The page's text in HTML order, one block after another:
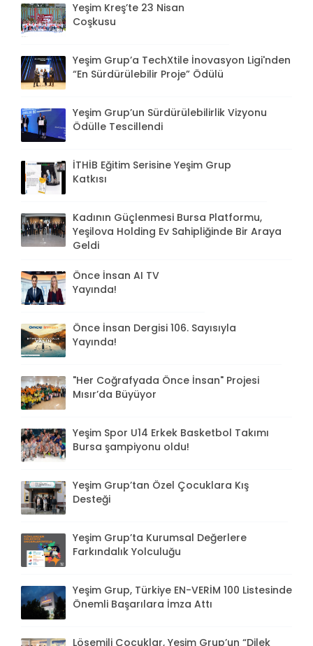
Yeşim Kreş’te 23 Nisan
Coşkusu
Yeşim Grup’a TechXtile İnovasyon Ligi'nden
“En Sürdürülebilir Proje” Ödülü
Yeşim Grup’un Sürdürülebilirlik Vizyonu
Ödülle Tescillendi
İTHİB Eğitim Serisine Yeşim Grup
Katkısı
Kadının Güçlenmesi Bursa Platformu,
Yeşilova Holding Ev Sahipliğinde Bir Araya
Geldi
Önce İnsan AI TV
Yayında!
Önce İnsan Dergisi 106. Sayısıyla
Yayında!
"Her Coğrafyada Önce İnsan" Projesi
Mısır’da Büyüyor
Yeşim Spor U14 Erkek Basketbol Takımı
Bursa şampiyonu oldu!
Yeşim Grup’tan Özel Çocuklara Kış
Desteği
Yeşim Grup’ta Kurumsal Değerlere
Farkındalık Yolculuğu
Yeşim Grup, Türkiye EN-VERİM 100 Listesinde
Önemli Başarılara İmza Attı
Lösemili Çocuklar, Yeşim Grup’un “Dilek